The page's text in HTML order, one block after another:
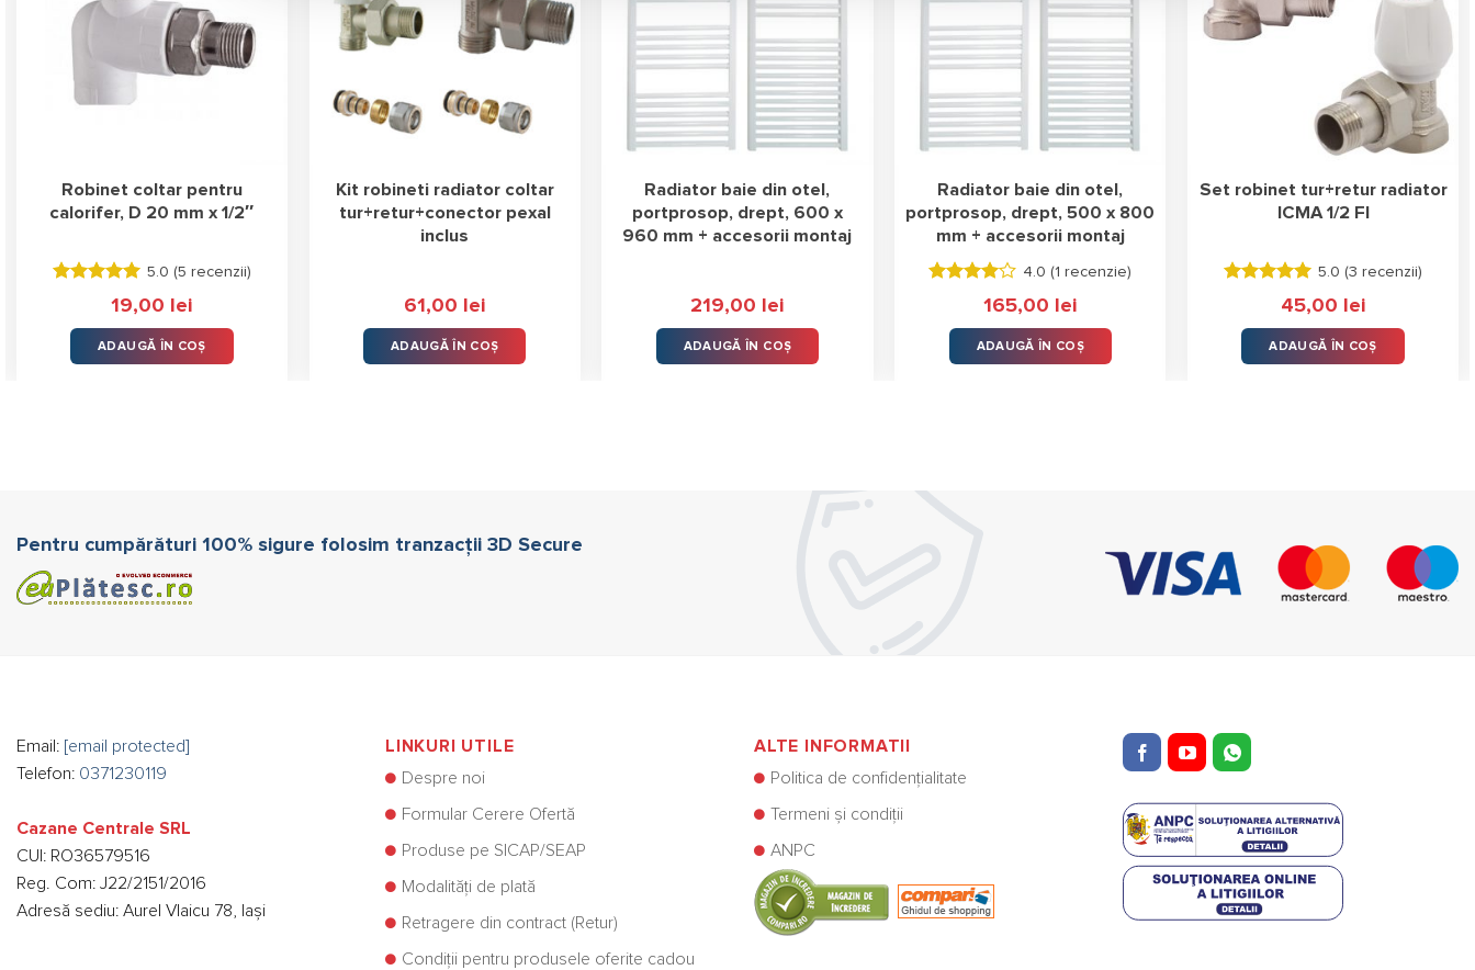
Robinet coltar pentru
calorifer, D 20 mm x 1/2″
Evaluat la
stele
din 5
5.0 (5 recenzii)
19,00 lei
ADAUGĂ ÎN COȘ
Kit robineti radiator coltar
tur+retur+conector pexal
inclus
61,00 lei
ADAUGĂ ÎN COȘ
Radiator baie din otel,
portprosop, drept, 600 x
960 mm + accesorii montaj
219,00 lei
ADAUGĂ ÎN COȘ
Radiator baie din otel,
portprosop, drept, 500 x 800
mm + accesorii montaj
stele din
4.0 (1 recenzie)
165,00 lei
ADAUGĂ ÎN COȘ
Set robinet tur+retur radiator
ICMA 1/2 FI
Evaluat la
stele
din 5
5.0 (3 recenzii)
45,00 lei
ADAUGĂ ÎN COȘ
Pentru cumpărături 100% sigure folosim tranzacții 3D Secure
Email: [email protected]
Telefon: 0371230119
Cazane Centrale SRL
CUI: RO36579516
Reg. Com: J22/2151/2016
Adresă sediu: Aurel Vlaicu 78, Iași
LINKURI UTILE
Despre noi
Formular Cerere Ofertă
Produse pe SICAP/SEAP
Modalități de plată
Retragere din contract (Retur)
Condiții pentru produsele oferite cadou
ALTE INFORMATII
Politica de confidențialitate
Termeni și condiții
ANPC